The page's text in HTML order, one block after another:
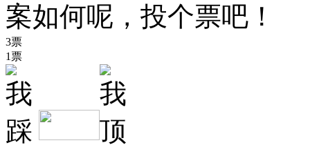
案如何呢，投个票吧！
3票
1票